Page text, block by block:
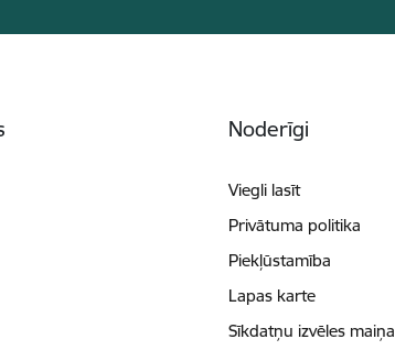
Noderīgi
Viegli lasīt
Privātuma politika
Piekļūstamība
Lapas karte
Sīkdatņu izvēles maiņa